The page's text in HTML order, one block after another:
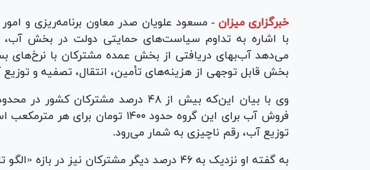
خبرگزاری میزان - مسعود علویان صدر معاون برنامه‌ریزی و
می‌دهد آب‌بهای دریافتی از بخش عمده مشترکان با نرخ‌های
بخش قابل توجهی از هزینه‌های تأمین، انتقال، تصفیه و
وی با بیان این‌که بیش از ۴۸ درصد
فروش آب برای این گروه حدود ۱۴۰۰
توزیع آب، رقم ناچیزی به شمار می‌رود.
به گفته او نزدیک به ۴۶ درصد دیگر مشترکان نیز در بازه «الگو تا دو برابر الگو» قرار دارند.